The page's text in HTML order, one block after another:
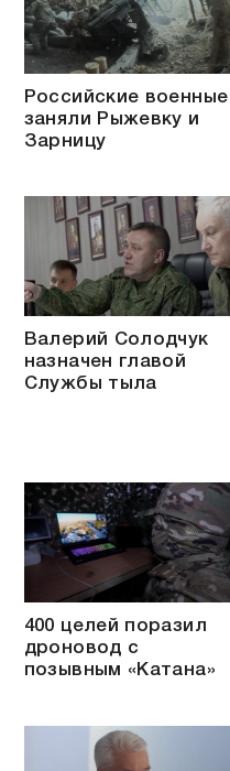
Российские военные
заняли Рыжевку и
Зарницу
Валерий Солодчук
назначен главой
Службы тыла
400 целей поразил
дроновод с
позывным «Катана»